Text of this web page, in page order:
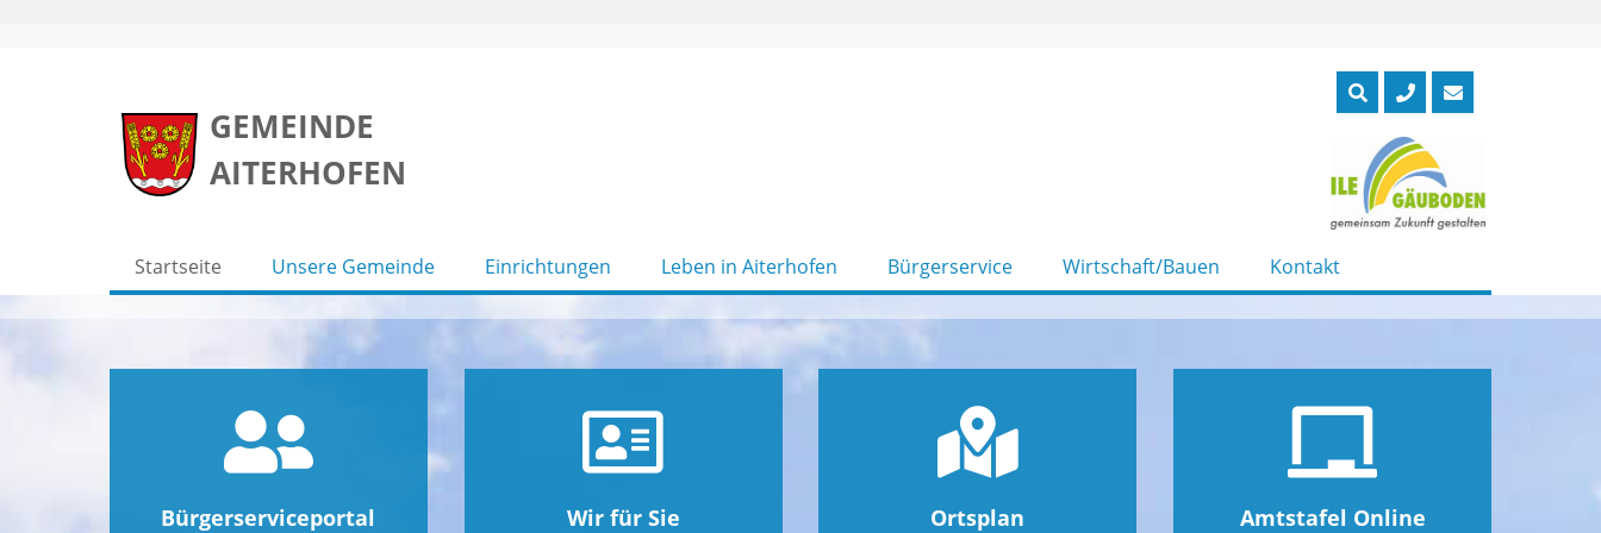
GEMEINDE
AITERHOFEN
Startseite Unsere Gemeinde Einrichtungen Leben in Aiterhofen Bürgerservice Wirtschaft/Bauen Kontakt
Bürgerserviceportal Wir für Sie Ortsplan Amtstafel Online